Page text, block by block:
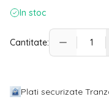
In stoc
Cantitate:
Plati securizate